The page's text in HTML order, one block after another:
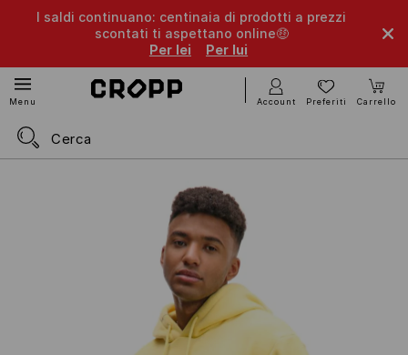
I saldi continuano: centinaia di prodotti a prezzi
scontati ti aspettano online🤑
Per lei
Per lui
Menu Account Preferiti Carrello